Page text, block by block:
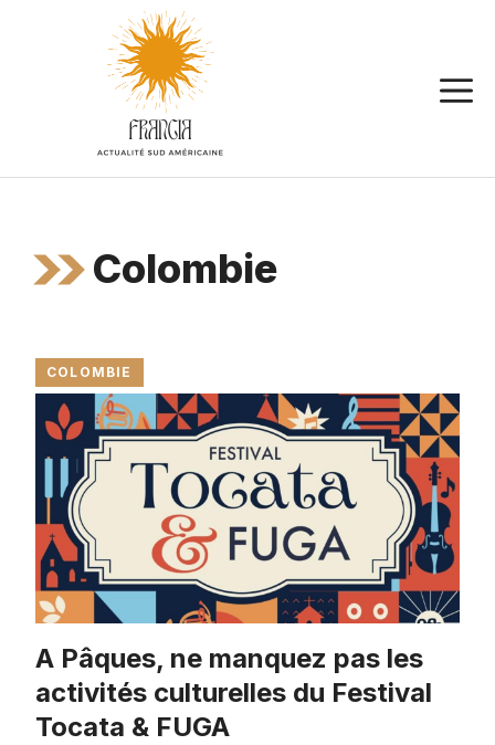
Colombie
COLOMBIE
A Pâques, ne manquez pas les
activités culturelles du Festival
Tocata & FUGA